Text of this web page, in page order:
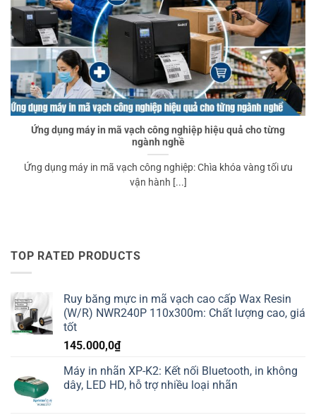
Ứng dụng máy in mã vạch công nghiệp hiệu quả cho từng
ngành nghề
Ứng dụng máy in mã vạch công nghiệp: Chìa khóa vàng tối ưu
vận hành [...]
TOP RATED PRODUCTS
Ruy băng mực in mã vạch cao cấp Wax Resin
(W/R) NWR240P 110x300m: Chất lượng cao, giá
tốt
145.000,0₫
Máy in nhãn XP-K2: Kết nối Bluetooth, in không
dây, LED HD, hỗ trợ nhiều loại nhãn